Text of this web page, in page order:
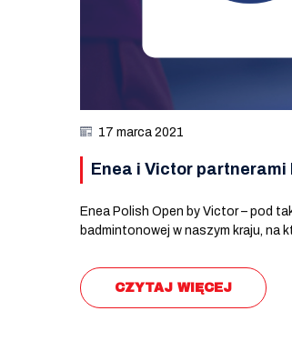
17 marca 2021
Enea i Victor partnerami
Enea Polish Open by Victor – pod
badmintonowej w naszym kraju, na
CZYTAJ WIĘCEJ